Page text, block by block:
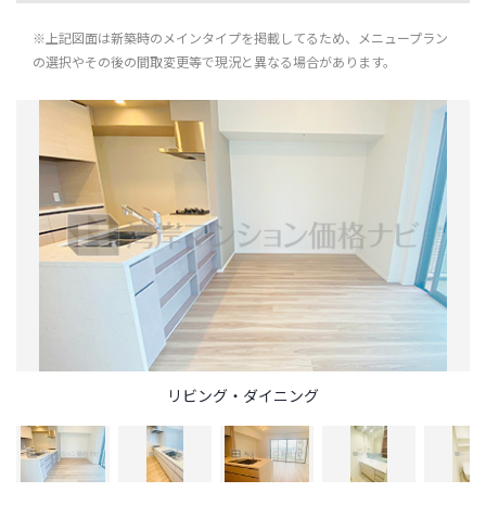
※上記図面は新築時のメインタイプを掲載してるため、メニュープラン
の選択やその後の間取変更等で現況と異なる場合があります。
リビング・ダイニング